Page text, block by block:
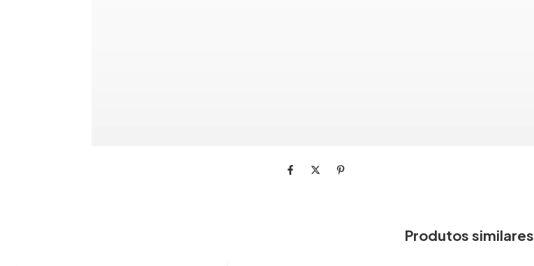
Produtos similares